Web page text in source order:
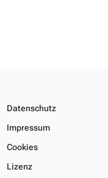
Datenschutz
Impressum
Cookies
Lizenz